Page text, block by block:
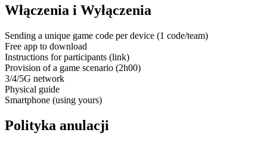
Włączenia i Wyłączenia
Sending a unique game code per device (1 code/team)
Free app to download
Instructions for participants (link)
Provision of a game scenario (2h00)
3/4/5G network
Physical guide
Smartphone (using yours)
Polityka anulacji